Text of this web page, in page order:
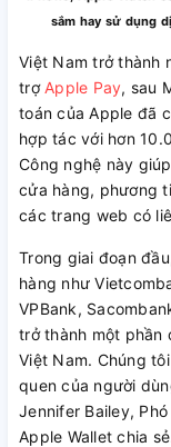
sắm hay sử dụng
Việt Nam trở thành
trợ Apple Pay, sau
toán của Apple đã
hợp tác với hơn
Công nghệ này
cửa hàng, phương
các trang web có
Trong giai đoạn
hàng như
VPBank,
trở thành một phần
Việt Nam. Chúng
quen của người
Jennifer Bailey,
Apple Wallet chia